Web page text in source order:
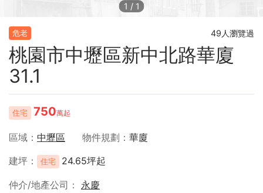
1 / 1
危老 49人瀏覽過
桃園市中壢區新中北路華廈
31.1
住宅 750萬起
區域 中壢區 物件規劃
華廈
建坪
住宅 24.65坪起
仲介/地產公司
永慶